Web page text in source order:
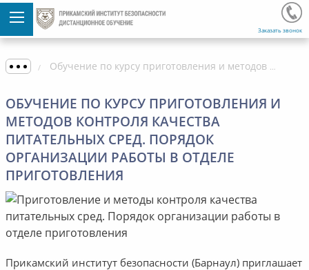
Заказать звонок
Обучение по курсу приготовления и методов контроля качества питательных сред. Порядок организации работы в отделе приготовления
ОБУЧЕНИЕ ПО КУРСУ ПРИГОТОВЛЕНИЯ И
МЕТОДОВ КОНТРОЛЯ КАЧЕСТВА
ПИТАТЕЛЬНЫХ СРЕД. ПОРЯДОК
ОРГАНИЗАЦИИ РАБОТЫ В ОТДЕЛЕ
ПРИГОТОВЛЕНИЯ
Прикамский институт безопасности (Барнаул) приглашает